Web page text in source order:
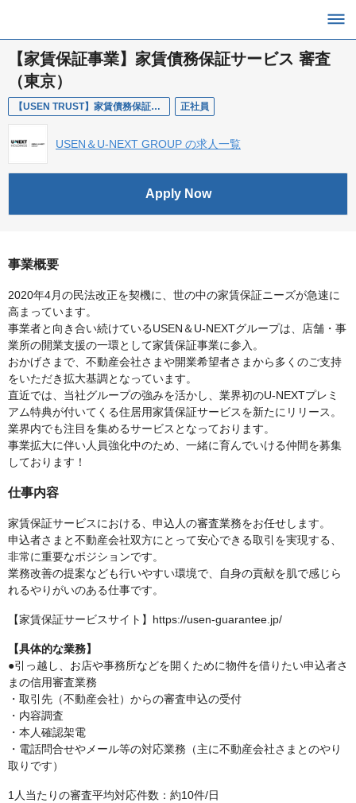
【家賃保証事業】家賃債務保証サービス 審査
（東京）
【USEN TRUST】家賃債務保証サービス 審査（東京） 正社員
USEN＆U-NEXT GROUP の求人一覧
Apply Now
事業概要
2020年4月の民法改正を契機に、世の中の家賃保証ニーズが急速に
高まっています。
事業者と向き合い続けているUSEN＆U-NEXTグループは、店舗・事
業所の開業支援の一環として家賃保証事業に参入。
おかげさまで、不動産会社さまや開業希望者さまから多くのご支持
をいただき拡大基調となっています。
直近では、当社グループの強みを活かし、業界初のU-NEXTプレミ
アム特典が付いてくる住居用家賃保証サービスを新たにリリース。
業界内でも注目を集めるサービスとなっております。
事業拡大に伴い人員強化中のため、一緒に育んでいける仲間を募集
しております！
仕事内容
家賃保証サービスにおける、申込人の審査業務をお任せします。
申込者さまと不動産会社双方にとって安心できる取引を実現する、
非常に重要なポジションです。
業務改善の提案なども行いやすい環境で、自身の貢献を肌で感じら
れるやりがいのある仕事です。
【家賃保証サービスサイト】https://usen-guarantee.jp/
【具体的な業務】
●引っ越し、お店や事務所などを開くために物件を借りたい申込者さ
まの信用審査業務
・取引先（不動産会社）からの審査申込の受付
・内容調査
・本人確認架電
・電話問合せやメール等の対応業務（主に不動産会社さまとのやり
取りです）
1人当たりの審査平均対応件数：約10件/日